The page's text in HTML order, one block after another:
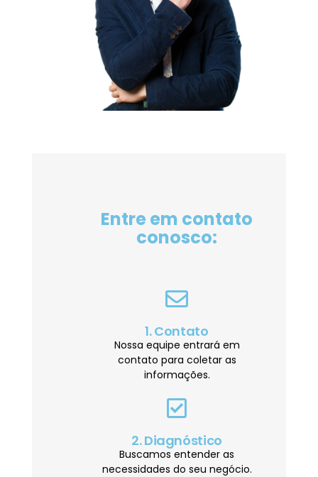
Entre em contato
conosco:
1. Contato
Nossa equipe entrará em
contato para coletar as
informações.
2. Diagnóstico
Buscamos entender as
necessidades do seu negócio.